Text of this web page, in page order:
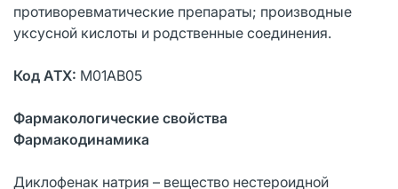
противоревматические препараты; производные
уксусной кислоты и родственные соединения.
Код АТХ: M01AB05
Фармакологические свойства
Фармакодинамика
Диклофенак натрия – вещество нестероидной